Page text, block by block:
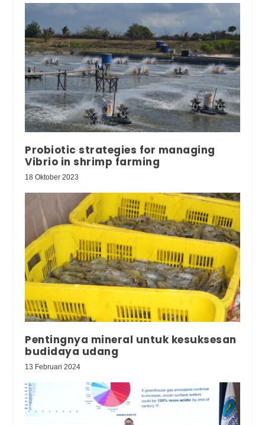
Probiotic strategies for managing
Vibrio in shrimp farming
18 Oktober 2023
Pentingnya mineral untuk kesuksesan
budidaya udang
13 Februari 2024